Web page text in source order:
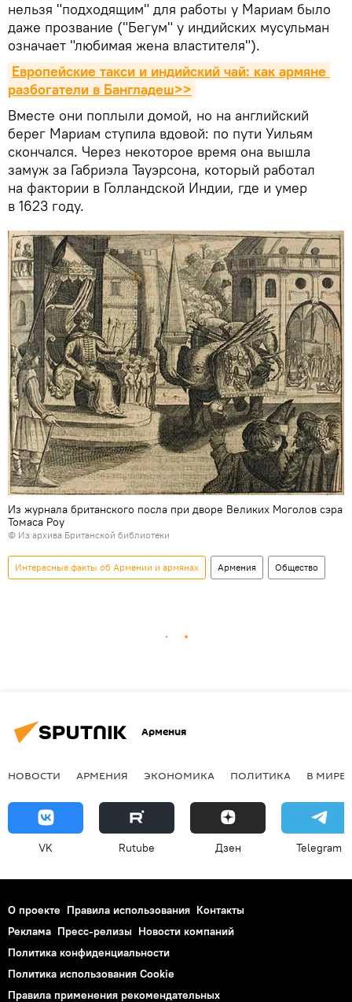
нельзя "подходящим" для работы у Мариам было
даже прозвание ("Бегум" у индийских мусульман
означает "любимая жена властителя").
Европейские такси и индийский чай: как армяне
разбогатели в Бангладеш>>
Вместе они поплыли домой, но на английский
берег Мариам ступила вдовой: по пути Уильям
скончался. Через некоторое время она вышла
замуж за Габриэла Тауэрсона, который работал
на фактории в Голландской Индии, где и умер
в 1623 году.
Из журнала британского посла при дворе Великих Моголов сэра
Томаса Роу
© Из архива Британской библиотеки
Интересные факты об Армении и армянах Армения Общество
Армения
НОВОСТИ АРМЕНИЯ ЭКОНОМИКА ПОЛИТИКА В МИРЕ
VK Rutube Дзен Telegram
О проекте Правила использования Контакты
Реклама Пресс-релизы Новости компаний
Политика конфиденциальности
Политика использования Cookie
Правила применения рекомендательных